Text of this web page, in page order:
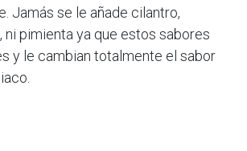
Jamás se le añade cilantro,
ni pimienta ya que estos sabores
y le cambian totalmente el sabor